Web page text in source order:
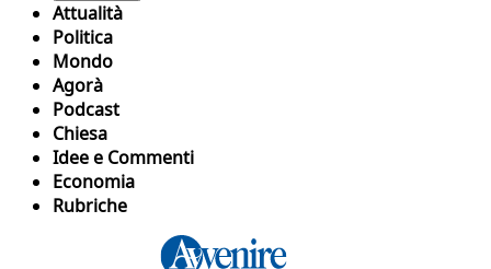
Attualità
Politica
Mondo
Agorà
Podcast
Chiesa
Idee e Commenti
Economia
Rubriche